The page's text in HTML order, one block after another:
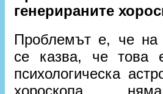
генерираните
Проблемът е, че на
се казва, че това
психологическа